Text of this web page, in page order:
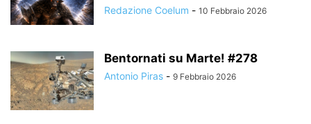
Redazione Coelum - 10 Febbraio 2026
Bentornati su Marte! #278
Antonio Piras - 9 Febbraio 2026